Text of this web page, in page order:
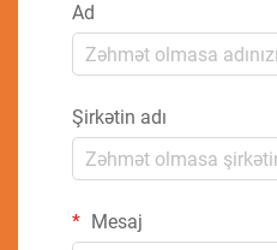
Ad
Şirkətin adı
Mesaj